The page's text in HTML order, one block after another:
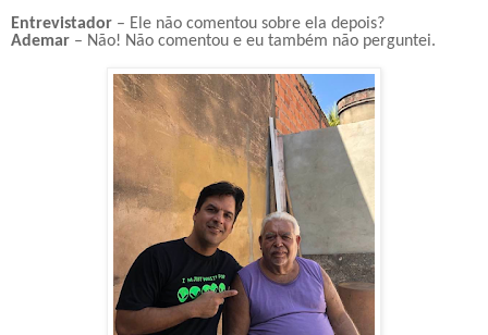
Entrevistador – Ele não comentou sobre ela depois?
Ademar – Não! Não comentou e eu também não perguntei.